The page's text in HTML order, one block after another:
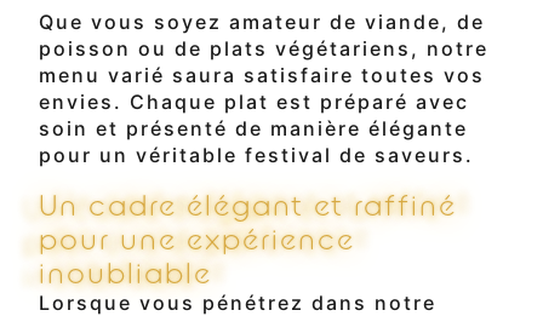
Que vous soyez amateur de viande, de
poisson ou de plats végétariens, notre
menu varié saura satisfaire toutes vos
envies. Chaque plat est préparé avec
soin et présenté de manière élégante
pour un véritable festival de saveurs.
Un cadre élégant et raffiné
pour une expérience
inoubliable
Lorsque vous pénétrez dans notre